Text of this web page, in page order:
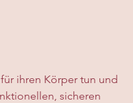
ihren Körper tun und
sicheren